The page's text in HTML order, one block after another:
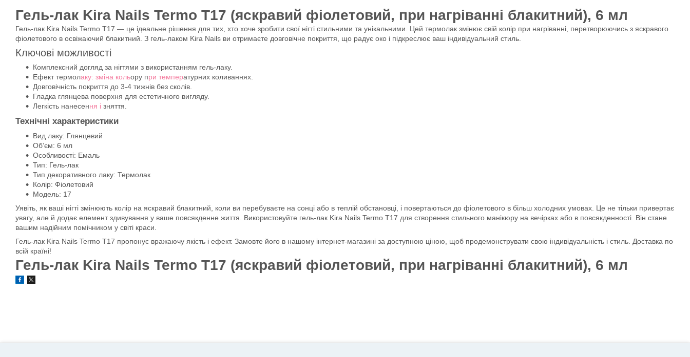
Гель-лак Kira Nails Termo T17 (яскравий фіолетовий, при нагріванні блакитний), 6 мл
Гель-лак Kira Nails Termo T17 — це ідеальне рішення для тих, хто хоче зробити свої нігті стильними та унікальними. Цей термолак змінює свій колір при нагріванні, перетворюючись з яскравого
фіолетового в освіжаючий блакитний. З гель-лаком Kira Nails ви отримаєте довговічне покриття, що радує око і підкреслює ваш індивідуальний стиль.
Ключові можливості
Комплексний догляд за нігтями з використанням гель-лаку.
Ефект термолаку: зміна кольору при температурних коливаннях.
Довговічність покриття до 3-4 тижнів без сколів.
Гладка глянцева поверхня для естетичного вигляду.
Легкість нанесення і зняття.
Технічні характеристики
Вид лаку: Глянцевий
Об’єм: 6 мл
Особливості: Емаль
Тип: Гель-лак
Тип декоративного лаку: Термолак
Колір: Фіолетовий
Модель: 17
Уявіть, як ваші нігті змінюють колір на яскравий блакитний, коли ви перебуваєте на сонці або в теплій обстановці, і повертаються до фіолетового в більш холодних умовах. Це не тільки привертає
увагу, але й додає елемент здивування у ваше повсякденне життя. Використовуйте гель-лак Kira Nails Termo T17 для створення стильного манікюру на вечірках або в повсякденності. Він стане
вашим надійним помічником у світі краси.
Гель-лак Kira Nails Termo T17 пропонує вражаючу якість і ефект. Замовте його в нашому інтернет-магазині за доступною ціною, щоб продемонструвати свою індивідуальність і стиль. Доставка по
всій країні!
Гель-лак Kira Nails Termo T17 (яскравий фіолетовий, при нагріванні блакитний), 6 мл